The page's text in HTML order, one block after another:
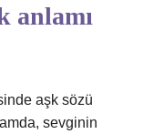
anlamı
aşk sözü
sevginin